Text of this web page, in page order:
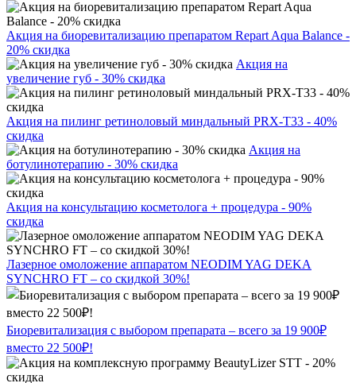
Акция на биоревитализацию препаратом Repart Aqua Balance -
20% скидка
Акция на
увеличение губ - 30% скидка
Акция на пилинг ретиноловый миндальный PRX-T33 - 40%
скидка
Акция на
ботулинотерапию - 30% скидка
Акция на консультацию косметолога + процедура - 90%
скидка
Лазерное омоложение аппаратом NEODIM YAG DEKA
SYNCHRO FT – со скидкой 30%!
Биоревитализация с выбором препарата – всего за 19 900₽
вместо 22 500₽!